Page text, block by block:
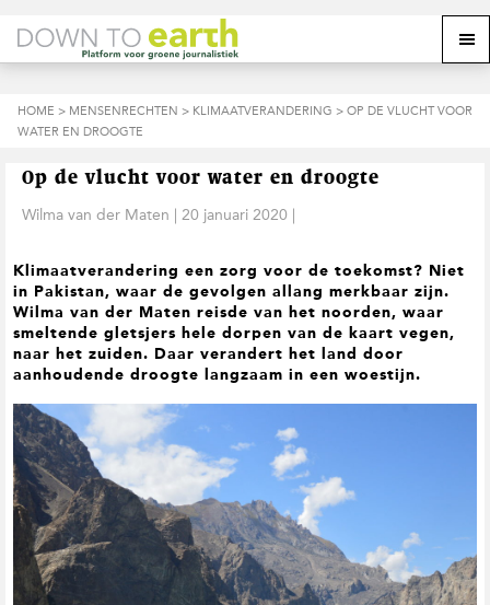
p
r
n
h
o
o
f
d
n
v
g
a
t
o
o
n
o
f
d
i
n
h
u
d
p
r
n
v
o
e
t
t
e
s
M
n
HOME > MENSENRECHTEN > KLIMAATVERANDERING > OP DE VLUCHT VOOR
WATER EN DROOGTE
Op de vlucht voor water en droogte
Wilma van der Maten | 20 januari 2020 |
Klimaatverandering een zorg voor de toekomst? Niet
in Pakistan, waar de gevolgen allang merkbaar zijn.
Wilma van der Maten reisde van het noorden, waar
smeltende gletsjers hele dorpen van de kaart vegen,
naar het zuiden. Daar verandert het land door
aanhoudende droogte langzaam in een woestijn.